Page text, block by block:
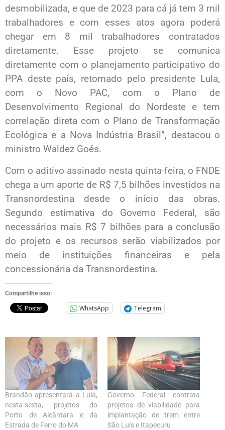
desmobilizada, e que de 2023 para cá já tem 3 mil
trabalhadores e com esses atos agora poderá
chegar em 8 mil trabalhadores contratados
diretamente. Esse projeto se comunica
diretamente com o planejamento participativo do
PPA deste país, retomado pelo presidente Lula,
com o Novo PAC, com o Plano de
Desenvolvimento Regional do Nordeste e tem
correlação direta com o Plano de Transformação
Ecológica e a Nova Indústria Brasil”, destacou o
ministro Waldez Goés.
Com o aditivo assinado nesta quinta-feira, o FNDE
chega a um aporte de R$ 7,5 bilhões investidos na
Transnordestina desde o início das obras.
Segundo estimativa do Governo Federal, são
necessários mais R$ 7 bilhões para a conclusão
do projeto e os recursos serão viabilizados por
meio de instituições financeiras e pela
concessionária da Transnordestina.
Compartilhe isso:
WhatsApp Telegram
Brandão apresentará a Lula,
nesta-sexta, projetos do
Porto de Alcântara e da
Estrada de Ferro do MA
Governo Federal contrata
projetos de viabilidade para
implantação de trem entre
São Luís e Itapecuru